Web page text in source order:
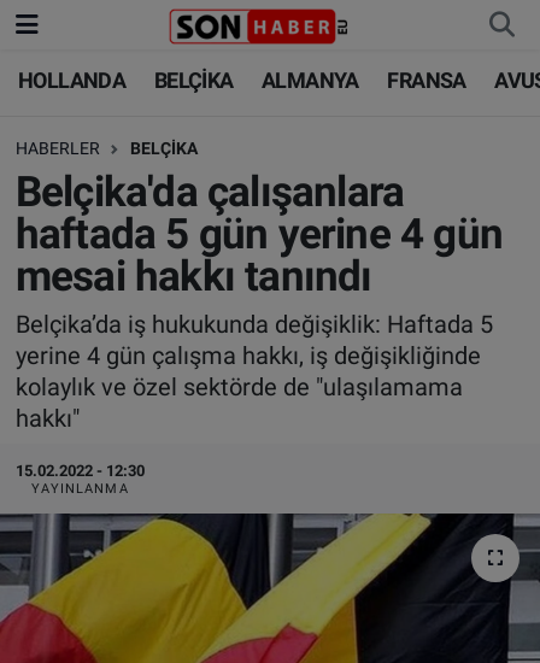
HOLLANDA BELÇİKA ALMANYA FRANSA
HABERLER BELÇİKA
Belçika'da çalışanlara
haftada 5 gün yerine 4 gün
mesai hakkı tanındı
Belçika’da iş hukukunda değişiklik: Haftada 5
yerine 4 gün çalışma hakkı, iş değişikliğinde
kolaylık ve özel sektörde de "ulaşılamama
hakkı"
15.02.2022 - 12:30
YAYINLANMA
HOLLANDA
BELÇİKA
ALMANYA
FRANSA
AVUSTURYA
SAĞLIK - YAŞAM
BİLİM-TEKNOLOJİ
HOLLANDA
BELÇİKA
ALMANYA
TÜRKİYE
DÜNYA
BİLİM-TEKNOLOJİ
SAĞLIK
FOTO GALERİ
VIDEO GALERİ
ALGEMENE VOORWAARDEN
Nöbetçi Eczaneler
Hava Durumu
Trafik Durumu
Süper Lig Puan Durumu ve Fikstür
Tüm Manşetler
Son Dakika Haberleri
Haber Arşivi